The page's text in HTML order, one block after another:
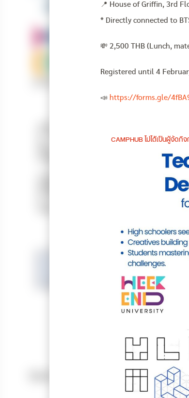
📍 House of Griffin, 3rd
* Directly connected to
💸 2,500 THB (Lunch,
Registered until 4
📣 https://forms.gle/
CAMPHUB ไม่ได้เป็นผู้จัด